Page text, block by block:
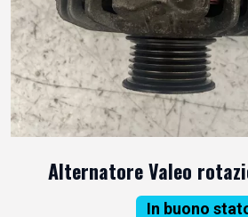
Alternatore Valeo
In buono